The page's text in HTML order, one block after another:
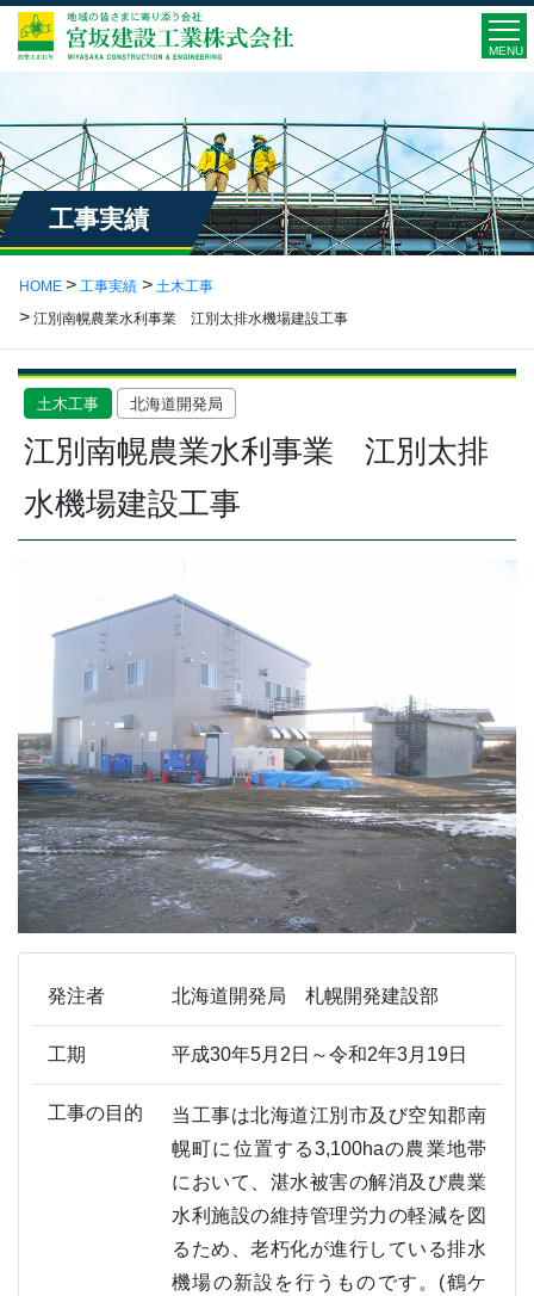
MENU
工事実績
HOME 工事実績
土木工事
江別南幌農業水利事業 江別太排水機場建設工事
土木工事 北海道開発局
江別南幌農業水利事業 江別太排
水機場建設工事
発注者 北海道開発局 札幌開発建設部
工期 平成30年5月2日～令和2年3月19日
工事の目的
当工事は北海道江別市及び空知郡南
幌町に位置する3,100haの農業地帯
において、湛水被害の解消及び農業
水利施設の維持管理労力の軽減を図
るため、老朽化が進行している排水
機場の新設を行うものです。(鶴ケ